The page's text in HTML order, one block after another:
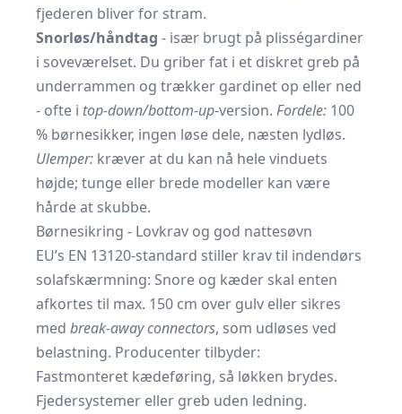
fjederen bliver for stram.
Snorløs/håndtag - især brugt på plisségardiner
i soveværelset. Du griber fat i et diskret greb på
underrammen og trækker gardinet op eller ned
- ofte i top-down/bottom-up-version. Fordele: 100
% børnesikker, ingen løse dele, næsten lydløs.
Ulemper: kræver at du kan nå hele vinduets
højde; tunge eller brede modeller kan være
hårde at skubbe.
Børnesikring - Lovkrav og god nattesøvn
EU’s EN 13120-­standard stiller krav til indendørs
solafskærmning: Snore og kæder skal enten
afkortes til max. 150 cm over gulv eller sikres
med break-away connectors, som udløses ved
belastning. Producenter tilbyder:
Fastmonteret kædeføring, så løkken brydes.
Fjeder­systemer eller greb uden ledning.